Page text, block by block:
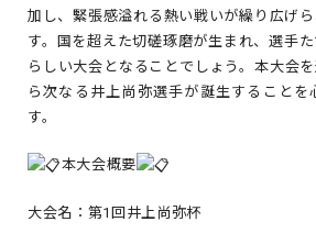
加し、緊張感溢れる熱い戦いが繰り広げ
す。国を超えた切磋琢磨が生まれ、選手
らしい大会となることでしょう。本大会
ら次なる井上尚弥選手が誕生することを
す。
本大会概要
大会名：第1回井上尚弥杯